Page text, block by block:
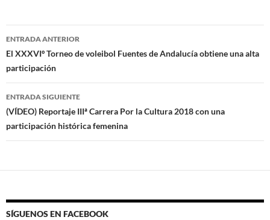
Navegación
de
entradas
ENTRADA ANTERIOR
El XXXVIº Torneo de voleibol Fuentes de Andalucía obtiene una alta
participación
ENTRADA SIGUIENTE
(VÍDEO) Reportaje IIIª Carrera Por la Cultura 2018 con una
participación histórica femenina
SÍGUENOS EN FACEBOOK